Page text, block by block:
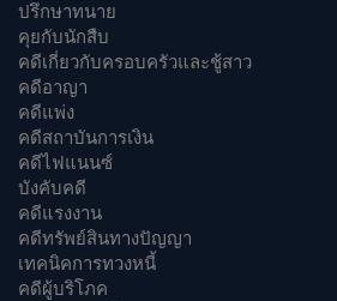
ปรึกษาทนาย
คุยกับนักสืบ
คดีเกี่ยวกับครอบครัวและชู้สาว
คดีอาญา
คดีแพ่ง
คดีสถาบันการเงิน
คดีไฟแนนซ์
บังคับคดี
คดีแรงงาน
คดีทรัพย์สินทางปัญญา
เทคนิคการทวงหนี้
คดีผู้บริโภค